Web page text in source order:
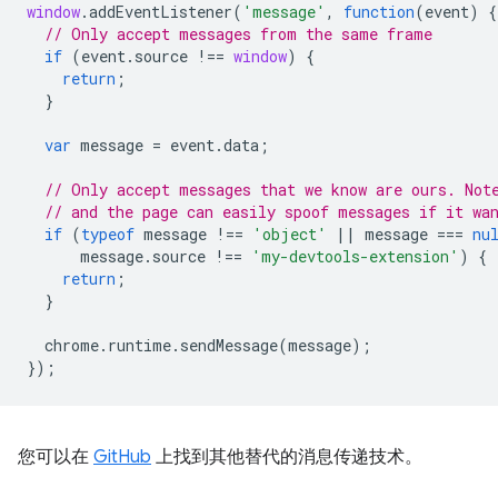
window.addEventListener( 'message' , function(event)
{
// Only accept messages from the same frame
if (event. source !== window)
{
return ;
}
var message = event.data ;
// Only accept messages that we know are ours.
// and the page can easily spoof messages if it
if (typeof message !== 'object' || message ===
message. source !== 'my-devtools-extension' )
{
return ;
}
chrome. runtime. sendMessage(message);
});
您可以在 GitHub 上找到其他替代的消息传递技术。